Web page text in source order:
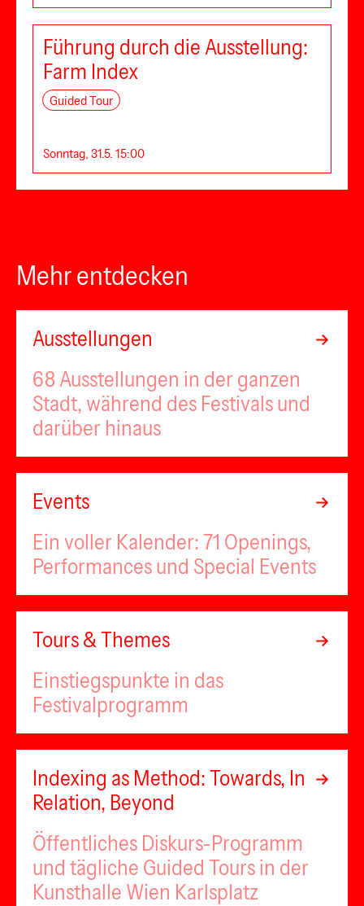
Führung durch die Ausstellung:
Farm Index
Guided Tour
Sonntag, 31.5. 15:00
Mehr entdecken
Ausstellungen
68 Ausstellungen in der ganzen
Stadt, während des Festivals und
darüber hinaus
Events
Ein voller Kalender: 71 Openings,
Performances und Special Events
Tours & Themes
Einstiegspunkte in das
Festivalprogramm
Indexing as Method: Towards, In
Relation, Beyond
Öffentliches Diskurs-Programm
und tägliche Guided Tours in der
Kunsthalle Wien Karlsplatz